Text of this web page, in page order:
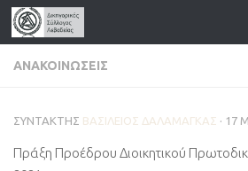
Skip to content
ΑΝΑΚΟΙΝΏΣΕΙΣ
ΣΥΝΤΆΚΤΗΣ ΒΑΣΊΛΕΙΟΣ ΔΑΛΑΜΆΓΚΑΣ · 17
Πράξη Προέδρου Διοικητικού